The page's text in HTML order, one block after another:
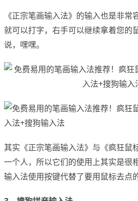
《正宗笔画输入法》的输入也是非常
就可以打字，右手可以继续拿着您的
说，嘿嘿。
其实《正宗笔画输入法》与《疯狂鼠
一个人，所以它们的使用上其实是很
输入法使用按键代替了要用鼠标去点